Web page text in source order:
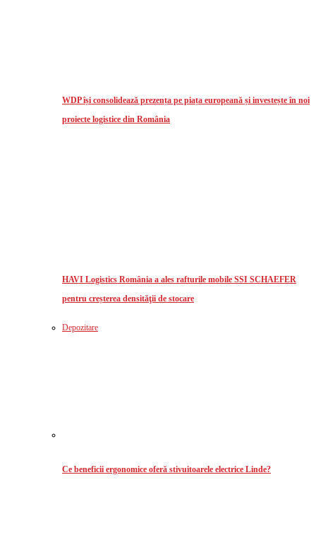
WDP își consolidează prezența pe piața europeană și investește în noi
proiecte logistice din România
HAVI Logistics România a ales rafturile mobile SSI SCHAEFER
pentru creșterea densităţii de stocare
Depozitare
Ce beneficii ergonomice oferă stivuitoarele electrice Linde?